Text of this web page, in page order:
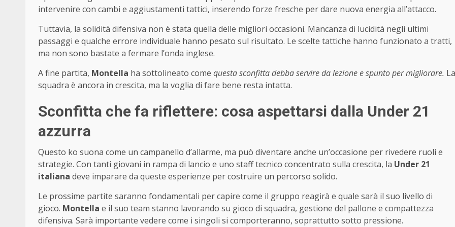
intervenire con cambi e aggiustamenti tattici, inserendo forze fresche per dare nuova energia all’attacco.
Tuttavia, la solidità difensiva non è stata quella delle migliori occasioni. Mancanza di lucidità negli ultimi
passaggi e qualche errore individuale hanno pesato sul risultato. Le scelte tattiche hanno funzionato a tratti,
ma non sono bastate a fermare l’onda inglese.
A fine partita, Montella ha sottolineato come questa sconfitta debba servire da lezione e spunto per migliorare. La
squadra è ancora in crescita, ma la voglia di fare bene resta intatta.
Sconfitta che fa riflettere: cosa aspettarsi dalla Under 21
azzurra
Questo ko suona come un campanello d’allarme, ma può diventare anche un’occasione per rivedere ruoli e
strategie. Con tanti giovani in rampa di lancio e uno staff tecnico concentrato sulla crescita, la Under 21
italiana deve imparare da queste esperienze per costruire un percorso solido.
Le prossime partite saranno fondamentali per capire come il gruppo reagirà e quale sarà il suo livello di
gioco. Montella e il suo team stanno lavorando su gioco di squadra, gestione del pallone e compattezza
difensiva. Sarà importante vedere come i singoli si comporteranno, soprattutto sotto pressione.